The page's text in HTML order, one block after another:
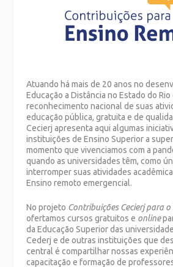
Atuando há mais de 20 anos no
Educação a Distância no Estado do
reconhecimento nacional de suas
educação pública, gratuita e de
Cecierj apresenta aqui algumas
instituições de Ensino Superior a
momento que vivenciamos com a
quando as universidades têm, como
interromper suas atividades
Ensino remoto emergencial.
No projeto Contribuições Cecierj para
ofertamos cursos gratuitos e online
da Educação Superior das
Cederj e de outras instituições que
central é compartilhar nossas
capacitação e formação de